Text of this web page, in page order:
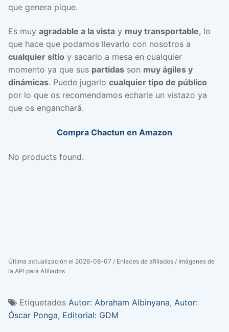
que genera pique.
Es muy agradable a la vista y muy transportable, lo
que hace que podamos llevarlo con nosotros a
cualquier sitio y sacarlo a mesa en cualquier
momento ya que sus partidas son muy ágiles y
dinámicas. Puede jugarlo cualquier tipo de público
por lo que os recomendamos echarle un vistazo ya
que os enganchará.
Compra Chactun en Amazon
No products found.
Última actualización el 2026-08-07 / Enlaces de afiliados / Imágenes de
la API para Afiliados
Etiquetados Autor: Abraham Albinyana, Autor:
Óscar Ponga, Editorial: GDM